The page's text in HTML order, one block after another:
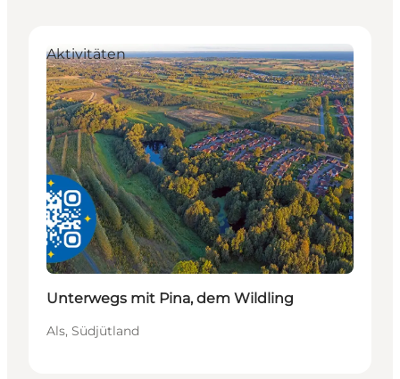
Aktivitäten
Unterwegs mit Pina, dem Wildling
Als, Südjütland